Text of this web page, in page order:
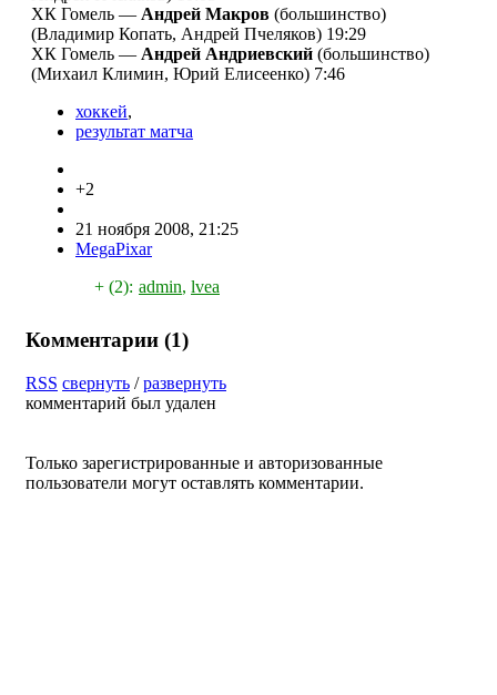
ХК Гомель — Андрей Макров (большинство)
(Владимир Копать, Андрей Пчеляков) 19:29
ХК Гомель — Андрей Андриевский (большинство)
(Михаил Климин, Юрий Елисеенко) 7:46
хоккей,
результат матча
+2
21 ноября 2008, 21:25
MegaPixar
+ (2): admin, lvea
Комментарии (1)
RSS свернуть /развернуть
комментарий был удален
Только зарегистрированные и авторизованные
пользователи могут оставлять комментарии.